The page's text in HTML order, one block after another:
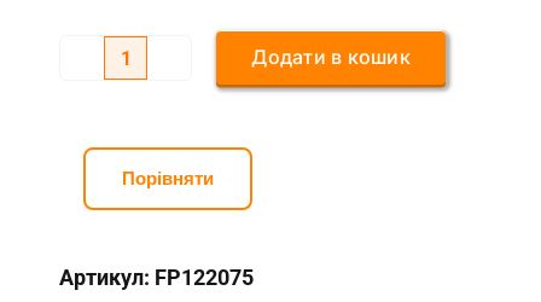
Фреза
FP
D12*l20*L75
Додати в кошик
Порівняти
Артикул: FP122075